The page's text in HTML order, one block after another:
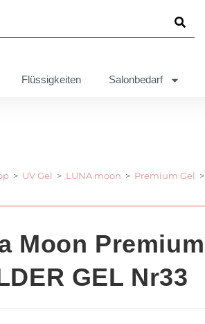
Flüssigkeiten Salonbedarf
> UV Gel > LUNA moon > Premium Gel >
Moon Premium
GEL Nr33